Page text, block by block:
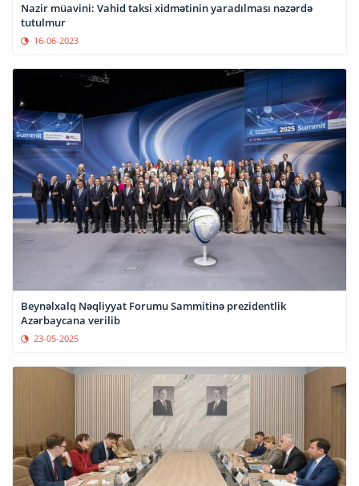
Nazir müavini: Vahid taksi xidmətinin yaradılması nəzərdə
tutulmur
16-06-2023
Beynəlxalq Nəqliyyat Forumu Sammitinə prezidentlik
Azərbaycana verilib
23-05-2025